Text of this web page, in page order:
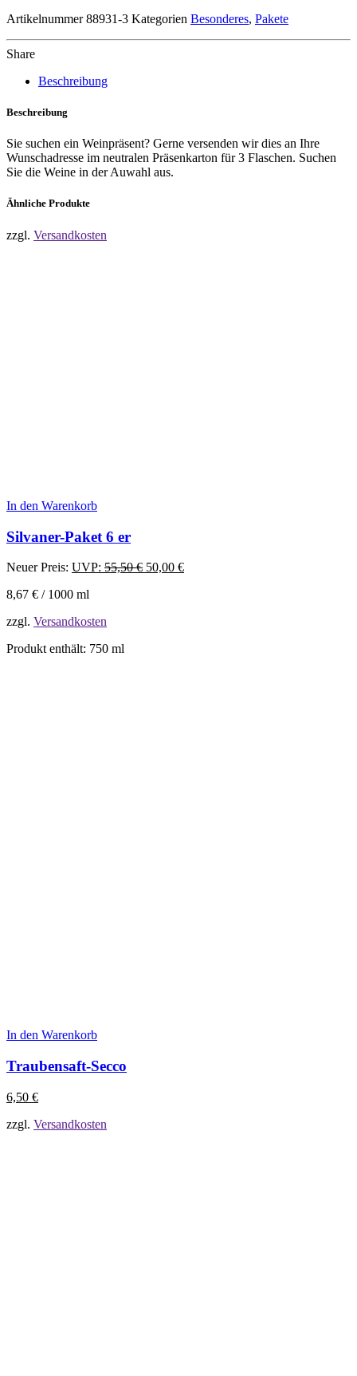
Artikelnummer 88931-3 Kategorien Besonderes, Pakete
Share
Beschreibung
Beschreibung
Sie suchen ein Weinpräsent? Gerne versenden wir dies an Ihre
Wunschadresse im neutralen Präsenkarton für 3 Flaschen. Suchen
Sie die Weine in der Auwahl aus.
Ähnliche Produkte
zzgl. Versandkosten
In den Warenkorb
Silvaner-Paket 6 er
Neuer Preis: UVP: 55,50€ Ursprünglicher
50,00 €Aktueller
8,67 € / 1000 ml
zzgl. Versandkosten
Produkt enthält: 750 ml
In den Warenkorb
Traubensaft-Secco
6,50 €
zzgl. Versandkosten